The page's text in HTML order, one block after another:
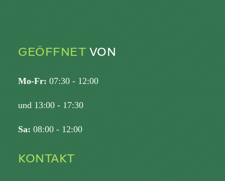
GEÖFFNET VON
Mo-Fr: 07:30 - 12:00
und 13:00 - 17:30
Sa: 08:00 - 12:00
KONTAKT